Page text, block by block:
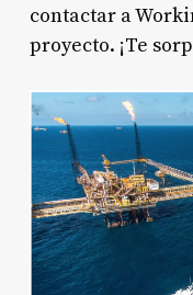
contactar a
proyecto. ¡Te